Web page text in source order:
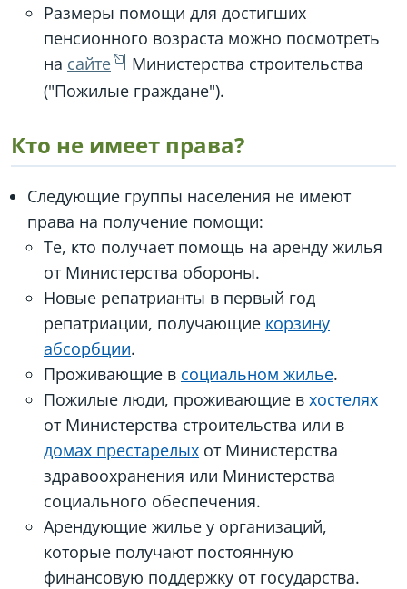
Размеры помощи для достигших
пенсионного возраста можно посмотреть
на сайте
Министерства строительства
("Пожилые граждане").
Кто не имеет права?
Следующие группы населения не имеют
права на получение помощи:
Те, кто получает помощь на аренду жилья
от Министерства обороны.
Новые репатрианты в первый год
репатриации, получающие корзину
абсорбции.
Проживающие в социальном жилье.
Пожилые люди, проживающие в хостелях
от Министерства строительства или в
домах престарелых от Министерства
здравоохранения или Министерства
социального обеспечения.
Арендующие жилье у организаций,
которые получают постоянную
финансовую поддержку от государства.